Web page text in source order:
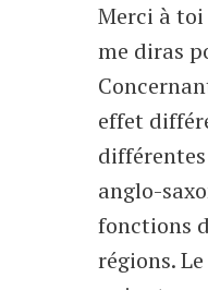
Merci à
me diras
effet
différentes
anglo-
fonctions
régions.